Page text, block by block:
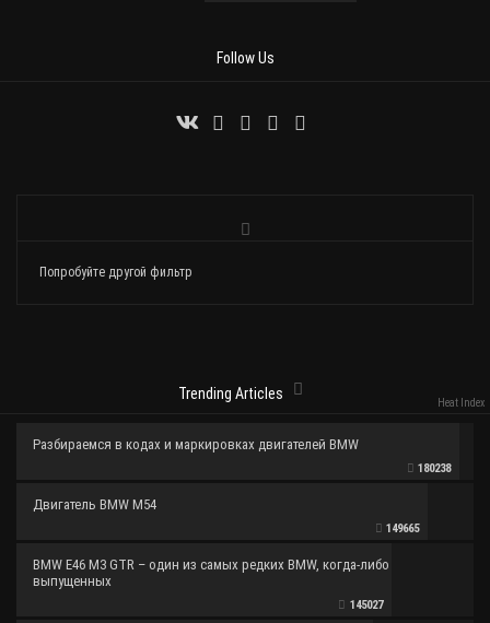
Follow Us
Попробуйте другой фильтр
Trending Articles
Heat Index
Разбираемся в кодах и маркировках двигателей BMW
180238
Двигатель BMW M54
149665
BMW E46 M3 GTR – один из самых редких BMW, когда-либо
выпущенных
145027